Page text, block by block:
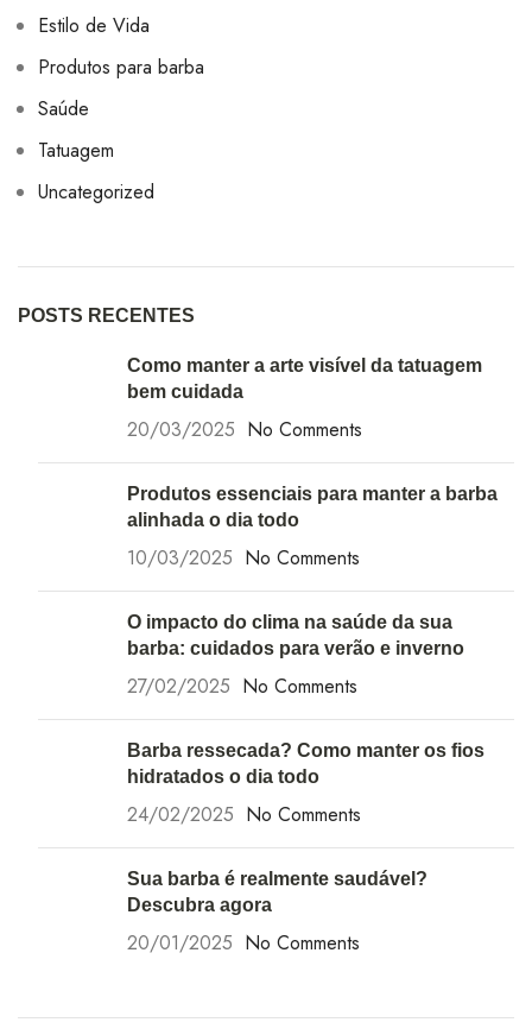
Estilo de Vida
Produtos para barba
Saúde
Tatuagem
Uncategorized
POSTS RECENTES
Como manter a arte visível da tatuagem
bem cuidada
20/03/2025 No Comments
Produtos essenciais para manter a barba
alinhada o dia todo
10/03/2025 No Comments
O impacto do clima na saúde da sua
barba: cuidados para verão e inverno
27/02/2025 No Comments
Barba ressecada? Como manter os fios
hidratados o dia todo
24/02/2025 No Comments
Sua barba é realmente saudável?
Descubra agora
20/01/2025 No Comments